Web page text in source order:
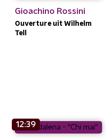
Gioachino Rossini
Ouverture uit Wilhelm
Tell
12:39